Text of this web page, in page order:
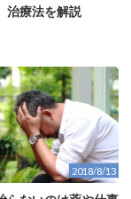
治療法を解説
2018/8/13